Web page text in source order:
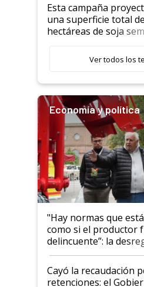
Esta campaña
una superficie total
hectáreas de soja
variedades que
salto tecnológico en
Ver todos los
Economía y política
"Hay normas que
como si el productor
delincuente”: la
al Congreso
habló del
Cayó la recaudación
retenciones: el